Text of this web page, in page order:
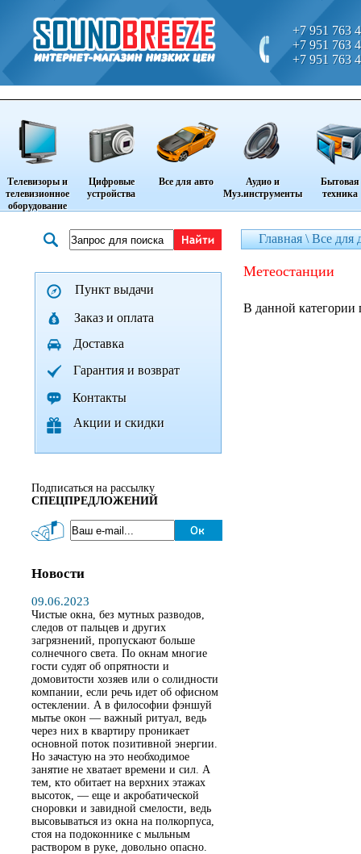
+7 951 763
+7 951 763
+7 951 763
Телевизоры и
телевизионное
оборудование
Цифровые
устройства
Все для авто
Аудио и
Муз.инструменты
Бытовая
техника
Пункт выдачи
Заказ и оплата
Доставка
Гарантия и возврат
Контакты
Акции и скидки
Подписаться на рассылку
СПЕЦПРЕДЛОЖЕНИЙ
Новости
09.06.2023
Чистые окна, без мутных разводов,
следов от пальцев и других
загрязнений, пропускают больше
солнечного света. По окнам многие
гости судят об опрятности и
домовитости хозяев или о солидности
компании, если речь идет об офисном
остеклении. А в философии фэншуй
мытье окон — важный ритуал, ведь
через них в квартиру проникает
основной поток позитивной энергии.
Но зачастую на это необходимое
занятие не хватает времени и сил. А
тем, кто обитает на верхних этажах
высоток, — еще и акробатической
сноровки и завидной смелости, ведь
высовываться из окна на полкорпуса,
стоя на подоконнике с мыльным
раствором в руке, довольно опасно.
Главная \Все для
метеостанции
В данной категории